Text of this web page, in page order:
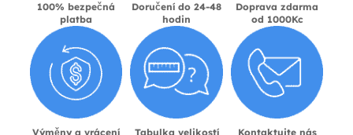
100% bezpečná
platba
Doručení do 24-48
hodin
Doprava zdarma
od 1000Kc
Výměny a vrácení Tabulka velikostí Kontaktujte nás